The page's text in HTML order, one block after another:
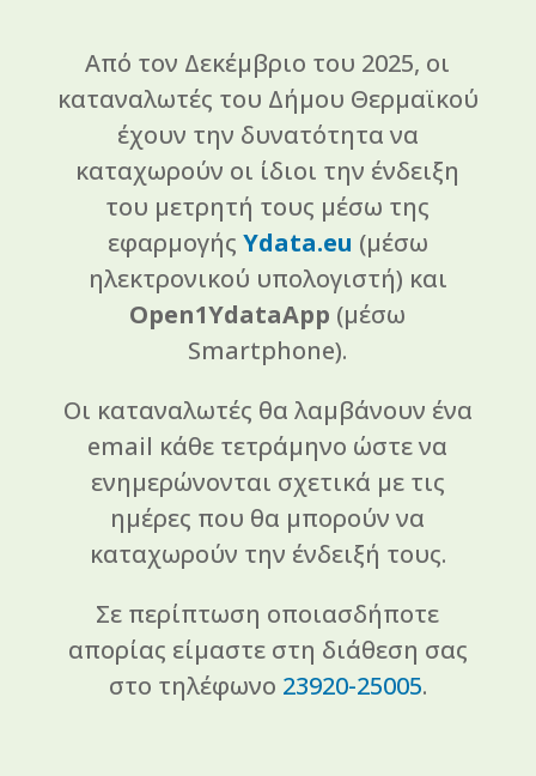
Από τον Δεκέμβριο του 2025, οι
καταναλωτές του Δήμου Θερμαϊκού
έχουν την δυνατότητα να
καταχωρούν οι ίδιοι την ένδειξη
του μετρητή τους μέσω της
εφαρμογής Ydata.eu (μέσω
ηλεκτρονικού υπολογιστή) και
Open1YdataApp (μέσω
Smartphone).
Οι καταναλωτές θα λαμβάνουν ένα
email κάθε τετράμηνο ώστε να
ενημερώνονται σχετικά με τις
ημέρες που θα μπορούν να
καταχωρούν την ένδειξή τους.
Σε περίπτωση οποιασδήποτε
απορίας είμαστε στη διάθεση σας
στο τηλέφωνο 23920-25005.